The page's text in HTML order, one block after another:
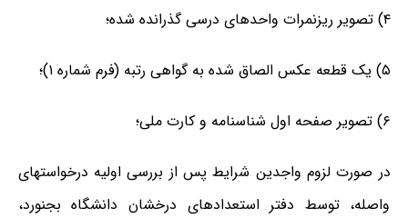
۴) تصویر ریزنمرات واحدهای درسی گذرانده شده؛
۵) یک قطعه عکس الصاق شده به گواهی رتبه (فرم شماره ۱)؛
۶) تصویر صفحه اول شناسنامه و کارت ملی؛
در صورت لزوم واجدین شرایط پس از بررسی اولیه درخواست‏های
واصله، توسط دفتر استعدادهای درخشان دانشگاه بجنورد،